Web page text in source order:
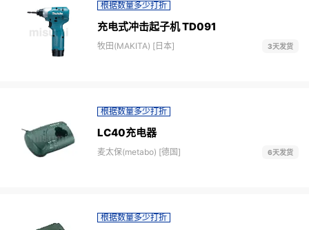
根据数量多少打折
充电式冲击起子机 TD091
牧田(MAKITA) [日本] 3天发货
根据数量多少打折
LC40充电器
麦太保(metabo) [德国] 6天发货
根据数量多少打折